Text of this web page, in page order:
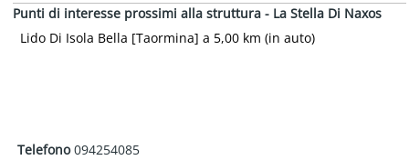
Punti di interesse prossimi alla struttura - La Stella Di Naxos
Lido Di Isola Bella [Taormina] a 5,00 km (in auto)
Telefono094254085